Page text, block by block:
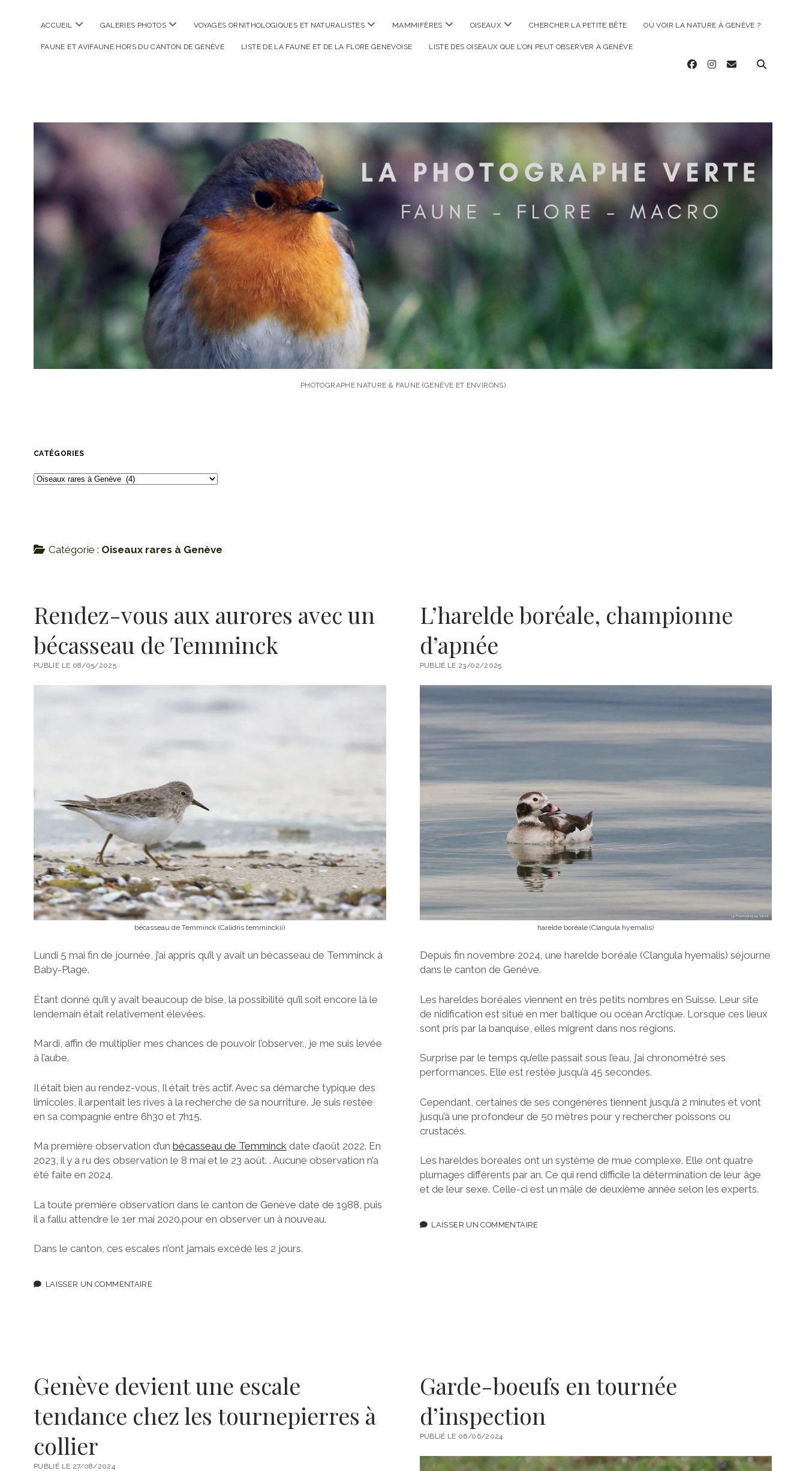
ACCUEIL ouvrir
GALERIES PHOTOS ouvrir
VOYAGES ORNITHOLOGIQUES ET NATURALISTES ouvrir
MAMMIFÈRES ouvrir
OISEAUX ouvrir
CHERCHER LA PETITE BÊTE OÙ VOIR LA NATURE À GENÈVE ?
FAUNE ET AVIFAUNE HORS DU CANTON DE GENÈVE LISTE DE LA FAUNE ET DE LA FLORE GENEVOISE LISTE DES OISEAUX QUE L’ON PEUT OBSERVER À GENÈVE
facebookinstagram
email
La
Photographe
Verte
PHOTOGRAPHE NATURE & FAUNE (GENÈVE ET ENVIRONS)
CATÉGORIES
Catégories
Catégorie : Oiseaux rares à Genève
Rendez-vous aux aurores avec un
bécasseau de Temminck
PUBLIÉ LE 08/05/2025
bécasseau de Temminck (Calidris temminckii)
Lundi 5 mai fin de journée, j’ai appris qu’il y avait un bécasseau de Temminck à
Baby-Plage.
Étant donné qu’il y avait beaucoup de bise, la possibilité qu’il soit encore là le
lendemain était relativement élevées.
Mardi, affin de multiplier mes chances de pouvoir l’observer., je me suis levée
à l’aube.
Il était bien au rendez-vous, Il était très actif. Avec sa démarche typique des
limicoles, il arpentait les rives à la recherche de sa nourriture. Je suis restée
en sa compagnie entre 6h30 et 7h15.
Ma première observation d’un bécasseau de Temminck date d’août 2022. En
2023, il y a ru des observation le 8 mai et le 23 août. . Aucune observation n’a
été faite en 2024.
La toute première observation dans le canton de Genève date de 1988, puis
il a fallu attendre le 1er mai 2020.pour en observer un à nouveau.
Dans le canton, ces escales n’ont jamais excédé les 2 jours.
LAISSER UN COMMENTAIRE
L’harelde boréale, championne
d’apnée
PUBLIÉ LE 23/02/2025
harelde boréale (Clangula hyemalis)
Depuis fin novembre 2024, une harelde boréale (Clangula hyemalis) séjourne
dans le canton de Genève.
Les hareldes boréales viennent en très petits nombres en Suisse. Leur site
de nidification est situé en mer baltique ou océan Arctique. Lorsque ces lieux
sont pris par la banquise, elles migrent dans nos régions.
Surprise par le temps qu’elle passait sous l’eau, j’ai chronométré ses
performances. Elle est restée jusqu’à 45 secondes.
Cependant, certaines de ses congénères tiennent jusqu’à 2 minutes et vont
jusqu’à une profondeur de 50 mètres pour y rechercher poissons ou
crustacés.
Les hareldes boréales ont un système de mue complexe. Elle ont quatre
plumages différents par an. Ce qui rend difficile la détermination de leur âge
et de leur sexe. Celle-ci est un mâle de deuxième année selon les experts.
LAISSER UN COMMENTAIRE
Genève devient une escale
tendance chez les tournepierres à
collier
PUBLIÉ LE 27/08/2024
Garde-boeufs en tournée
d’inspection
PUBLIÉ LE 06/06/2024